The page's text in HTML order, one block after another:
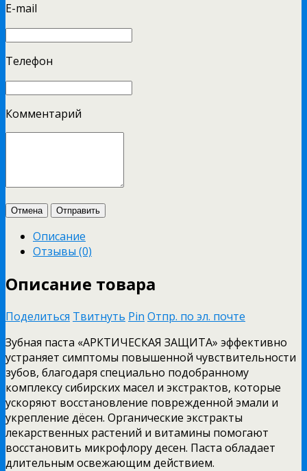
E-mail
Телефон
Комментарий
Отмена Отправить
Описание
Отзывы (0)
Описание товара
Поделиться Твитнуть Pin Отпр. по эл. почте
Зубная паста «АРКТИЧЕСКАЯ ЗАЩИТА» эффективно
устраняет симптомы повышенной чувствительности
зубов, благодаря специально подобранному
комплексу сибирских масел и экстрактов, которые
ускоряют восстановление поврежденной эмали и
укрепление дёсен. Органические экстракты
лекарственных растений и витамины помогают
восстановить микрофлору десен. Паста обладает
длительным освежающим действием.